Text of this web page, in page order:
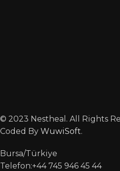
© 2023 Nestheal. All Rights
Coded By WuwiSoft.
Bursa/Türkiye
Telefon:+44 745 946 45 44